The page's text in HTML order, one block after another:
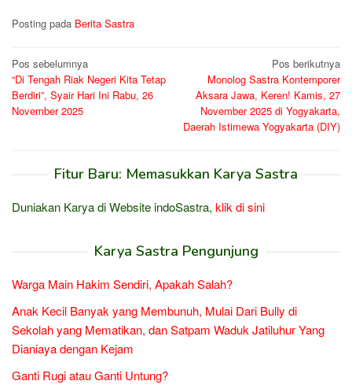
Posting pada Berita Sastra
Navigasi
pos
Pos sebelumnya
“Di Tengah Riak Negeri Kita Tetap
Berdiri”, Syair Hari Ini Rabu, 26
November 2025
Pos berikutnya
Monolog Sastra Kontemporer
Aksara Jawa, Keren! Kamis, 27
November 2025 di Yogyakarta,
Daerah Istimewa Yogyakarta (DIY)
Fitur Baru: Memasukkan Karya Sastra
Duniakan Karya di Website indoSastra, klik di sini
Karya Sastra Pengunjung
Warga Main Hakim Sendiri, Apakah Salah?
Anak Kecil Banyak yang Membunuh, Mulai Dari Bully di
Sekolah yang Mematikan, dan Satpam Waduk Jatiluhur Yang
Dianiaya dengan Kejam
Ganti Rugi atau Ganti Untung?